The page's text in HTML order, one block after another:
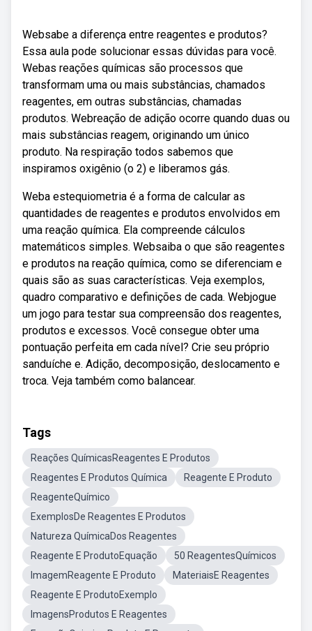
Websabe a diferença entre reagentes e produtos?
Essa aula pode solucionar essas dúvidas para você.
Webas reações químicas são processos que
transformam uma ou mais substâncias, chamados
reagentes, em outras substâncias, chamadas
produtos. Webreação de adição ocorre quando duas ou
mais substâncias reagem, originando um único
produto. Na respiração todos sabemos que
inspiramos oxigênio (o 2) e liberamos gás.
Weba estequiometria é a forma de calcular as
quantidades de reagentes e produtos envolvidos em
uma reação química. Ela compreende cálculos
matemáticos simples. Websaiba o que são reagentes
e produtos na reação química, como se diferenciam e
quais são as suas características. Veja exemplos,
quadro comparativo e definições de cada. Webjogue
um jogo para testar sua compreensão dos reagentes,
produtos e excessos. Você consegue obter uma
pontuação perfeita em cada nível? Crie seu próprio
sanduíche e. Adição, decomposição, deslocamento e
troca. Veja também como balancear.
Tags
Reações QuímicasReagentes E Produtos
Reagentes E Produtos Química
Reagente E Produto
ReagenteQuímico
ExemplosDe Reagentes E Produtos
Natureza QuímicaDos Reagentes
Reagente E ProdutoEquação
50 ReagentesQuímicos
ImagemReagente E Produto
MateriaisE Reagentes
Reagente E ProdutoExemplo
ImagensProdutos E Reagentes